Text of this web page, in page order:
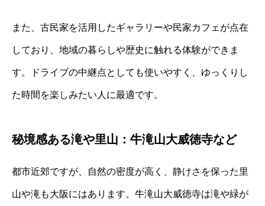
また、古民家を活用したギャラリーや民家カフェが点在
しており、地域の暮らしや歴史に触れる体験ができま
す。ドライブの中継点としても使いやすく、ゆっくりし
た時間を楽しみたい人に最適です。
秘境感ある滝や里山：牛滝山大威徳寺など
都市近郊ですが、自然の密度が高く、静けさを保った里
山や滝も大阪にはあります。牛滝山大威徳寺は滝や緑が